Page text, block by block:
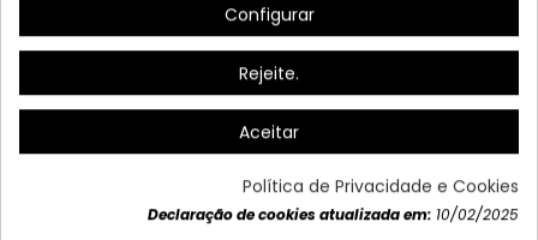
Dados do produto
Também poderá gostar
Configurar
Rejeite.
Aceitar
Política de Privacidade e Cookies
Declaração de cookies atualizada em: 10/02/2025